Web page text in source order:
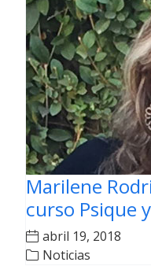
Marilene
curso Psique
abril 19, 2018
Noticias